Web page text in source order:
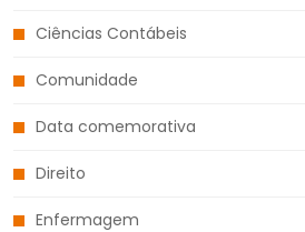
Ciências Contábeis
Comunidade
Data comemorativa
Direito
Enfermagem